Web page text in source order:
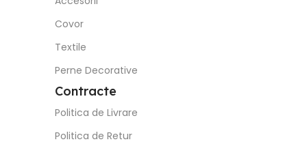
Covor
Textile
Perne Decorative
Contracte
Politica de Livrare
Politica de Retur